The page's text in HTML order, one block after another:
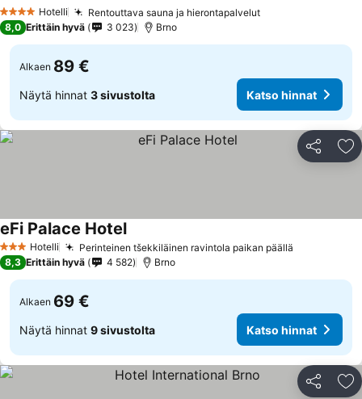
4 Tähtiluokitus
Hotelli Rentouttava sauna ja hierontapalvelut
8,0 Erittäin hyvä 3 023 Brno
Alkaen 89 €
Näytä hinnat 3 sivustolta Katso hinnat
Jaa
3 Tähtiluokitus
Hotelli Perinteinen tšekkiläinen ravintola paikan päällä
eFi Palace Hotel
8,3 Erittäin hyvä 4 582 Brno
Alkaen 69 €
Näytä hinnat 9 sivustolta Katso hinnat
Jaa